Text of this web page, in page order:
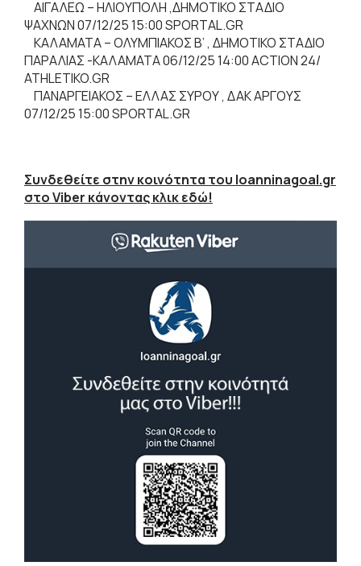
AIΓΑΛΕΩ – ΗΛΙΟΥΠΟΛΗ ,ΔΗΜΟΤΙΚΟ ΣΤΑΔΙΟ
ΨΑΧΝΩΝ 07/12/25 15:00 SPORTAL.GR
ΚΑΛΑΜΑΤΑ – ΟΛΥΜΠΙΑΚΟΣ Β’ , ΔΗΜΟΤΙΚΟ ΣΤΑΔΙΟ
ΠΑΡΑΛΙΑΣ -ΚΑΛΑΜΑΤΑ 06/12/25 14:00 ΑCTION 24/
ATHLETIKO.GR
ΠΑΝΑΡΓΕΙΑΚΟΣ – ΕΛΛΑΣ ΣΥΡΟΥ , ΔΑΚ ΑΡΓΟΥΣ
07/12/25 15:00 SPORTAL.GR
Συνδεθείτε στην κοινότητα του Ioanninagoal.gr
στο Viber κάνοντας κλικ εδώ!